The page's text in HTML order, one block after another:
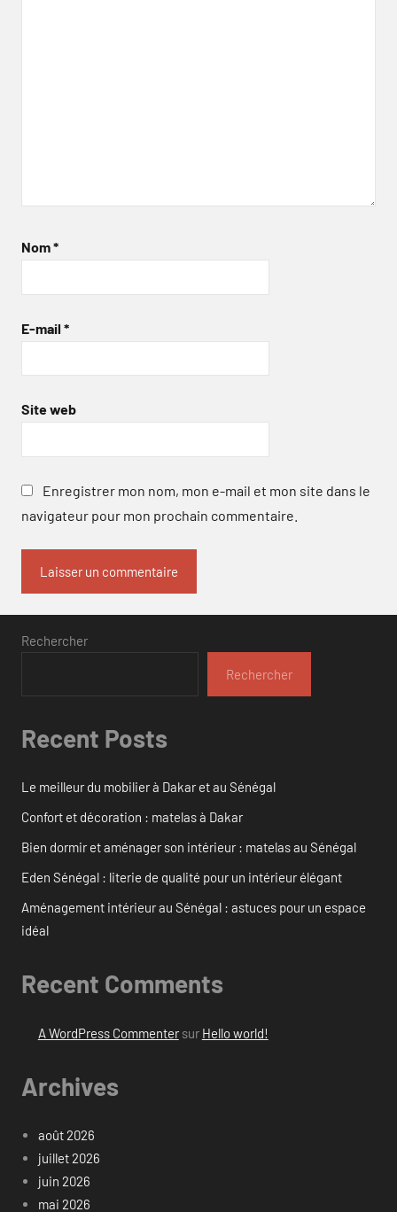
Nom*
E-mail *
Site web
Enregistrer mon nom, mon e-mail et mon site dans le
navigateur pour mon prochain commentaire.
Rechercher
Rechercher
Recent Posts
Le meilleur du mobilier à Dakar et au Sénégal
Confort et décoration : matelas à Dakar
Bien dormir et aménager son intérieur : matelas au Sénégal
Eden Sénégal : literie de qualité pour un intérieur élégant
Aménagement intérieur au Sénégal : astuces pour un espace
idéal
Recent Comments
A WordPress Commentersur Hello world!
Archives
août 2026
juillet 2026
juin 2026
mai 2026